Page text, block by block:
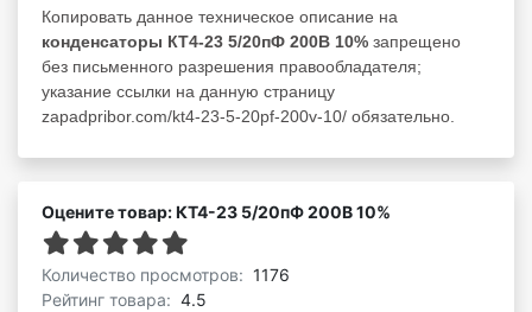
Копировать данное техническое описание на
конденсаторы КТ4-23 5/20пФ 200В 10% запрещено
без письменного разрешения правообладателя;
указание ссылки на данную страницу
zapadpribor.com/kt4-23-5-20pf-200v-10/ обязательно.
Оцените товар: КТ4-23 5/20пФ 200В 10%
Количество просмотров: 1176
Рейтинг товара: 4.5